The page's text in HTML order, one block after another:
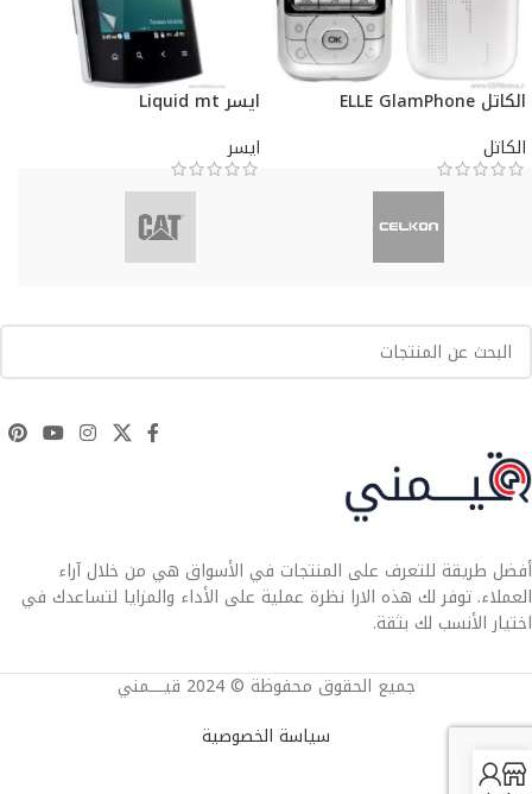
الكاتل ELLE GlamPhone
الكاتل
ايسر Liquid mt
ايسر
أفضل طريقة للتعرف على المنتجات في الأسواق هي من خلال آراء
العملاء. توفر لك هذه الارا نظرة عملية على الأداء والمزايا لتساعدك في
اختيار الأنسب لك بثقة.
جميع الحقوق محفوظة © 2024 قيــــمني
سياسة الخصوصية